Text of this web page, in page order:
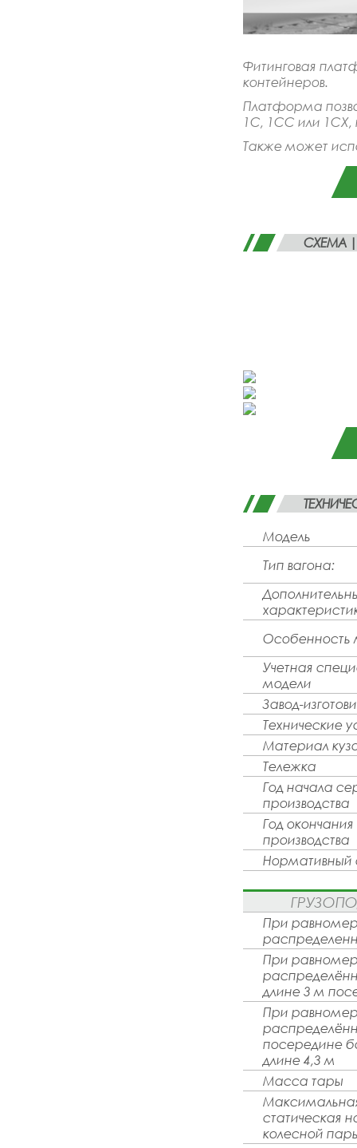
Фитинговая
контейнеров.
Платформа
1C, 1СС или 1СХ,
Также может
СХЕМА |
Модель
Тип вагона:
Особенность
Учетная
модели
Завод-
Технические
Материал
Тележка
Год начала
производства
Год
производства
Нормативный
При
При
длине 3 м
При
посередине
длине 4,3 м
Масса тары
статическая
колесной